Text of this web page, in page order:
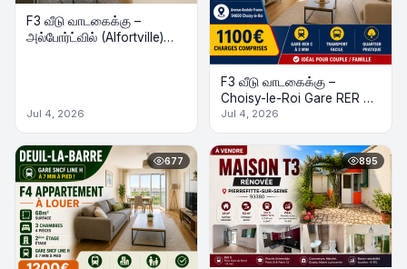
F3 வீடு வாடகைக்கு –
அல்போர்ட்வில் (Alfortville)
Jul 4, 2026
F3 வீடு வாடகைக்கு –
Choisy-le-Roi Gare RER C
2 நிமிடம்
Jul 4, 2026
677 895